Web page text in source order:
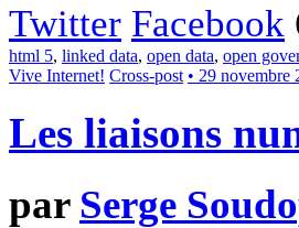
Twitter Facebook
html 5, linked data, open data, open
Vive Internet! Cross-post • 29 novembre
Les liaisons
par Serge